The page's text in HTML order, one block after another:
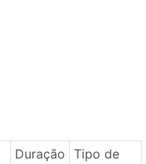
Duração Tipo de